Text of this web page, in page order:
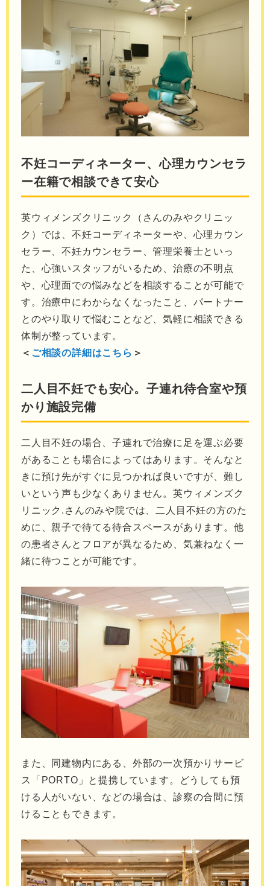
不妊コーディネーター、心理カウンセラ
ー在籍で相談できて安心
英ウィメンズクリニック（さんのみやクリニッ
ク）では、不妊コーディネーターや、心理カウン
セラー、不妊カウンセラー、管理栄養士といっ
た、心強いスタッフがいるため、治療の不明点
や、心理面での悩みなどを相談することが可能で
す。治療中にわからなくなったこと、パートナー
とのやり取りで悩むことなど、気軽に相談できる
体制が整っています。
＜ ご相談の詳細はこちら ＞
二人目不妊でも安心。子連れ待合室や預
かり施設完備
二人目不妊の場合、子連れで治療に足を運ぶ必要
があることも場合によってはあります。そんなと
きに預け先がすぐに見つかれば良いですが、難し
いという声も少なくありません。英ウィメンズク
リニック.さんのみや院では、二人目不妊の方のた
めに、親子で待てる待合スペースがあります。他
の患者さんとフロアが異なるため、気兼ねなく一
緒に待つことが可能です。
また、同建物内にある、外部の一次預かりサービ
ス「PORTO」と提携しています。どうしても預
ける人がいない、などの場合は、診察の合間に預
けることもできます。